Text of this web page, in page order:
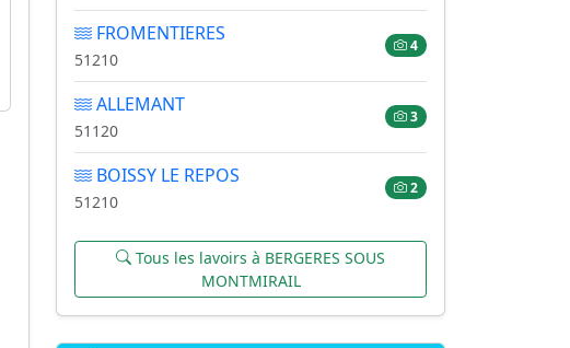
FROMENTIERES
51210
4
ALLEMANT
51120
3
BOISSY LE REPOS
51210
2
Tous les lavoirs à BERGERES SOUS
MONTMIRAIL